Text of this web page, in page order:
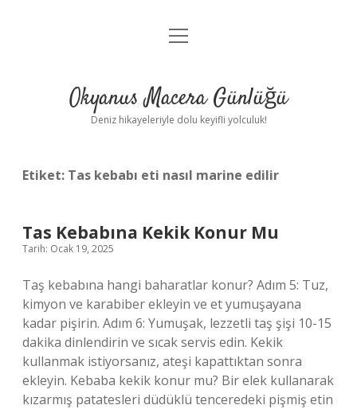
Anasayfa
Yasal Uyarı
menüyü
Okyanus Macera Günlüğü
Deniz hikayeleriyle dolu keyifli yolculuk!
Etiket: Tas kebabı eti nasıl marine edilir
Tas Kebabına Kekik Konur Mu
Tarih: Ocak 19, 2025
Taş kebabına hangi baharatlar konur? Adım 5: Tuz,
kimyon ve karabiber ekleyin ve et yumuşayana
kadar pişirin. Adım 6: Yumuşak, lezzetli taş şişi 10-15
dakika dinlendirin ve sıcak servis edin. Kekik
kullanmak istiyorsanız, ateşi kapattıktan sonra
ekleyin. Kebaba kekik konur mu? Bir elek kullanarak
kızarmış patatesleri düdüklü tenceredeki pişmiş etin